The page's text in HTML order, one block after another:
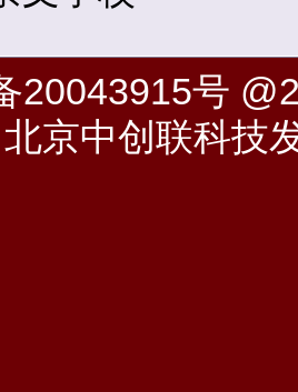
20043915号
北京中创联科技